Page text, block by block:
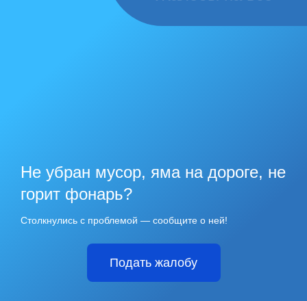
Не убран мусор, яма на дороге, не
горит фонарь?
Столкнулись с проблемой — сообщите о ней!
Подать жалобу